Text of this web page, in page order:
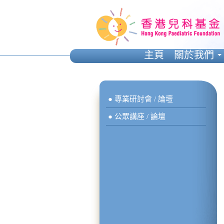
● 專業研討會 / 論壇
● 公眾講座 / 論壇
主頁 關於我們